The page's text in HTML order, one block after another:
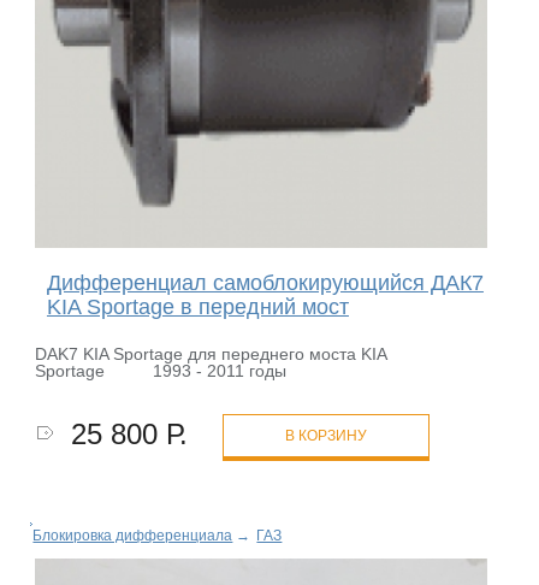
Дифференциал самоблокирующийся ДАК7
KIA Sportage в передний мост
DAK7 KIA Sportage для переднего моста KIA
Sportage 1993 - 2011 годы
25 800 Р. В КОРЗИНУ
Блокировка дифференциала → ГАЗ